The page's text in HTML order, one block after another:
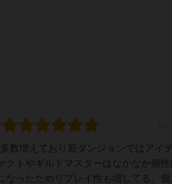
数増えており新ダンジョンではアイ
トやギルドマスターはなかなか個
ったためリプレイ性も増してる。個